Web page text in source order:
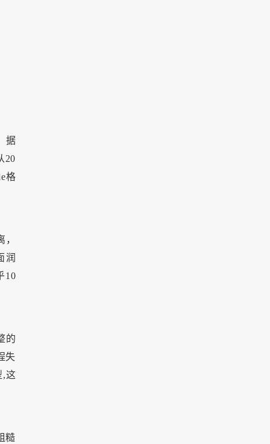
据
20
格
润
10
的
失
,这
糙